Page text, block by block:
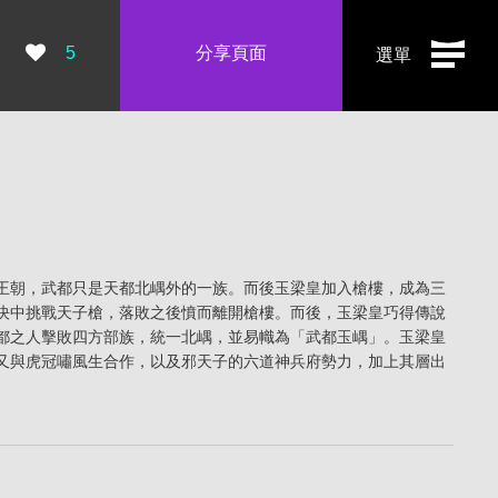
選單
瀏覽數：
5 分享頁面
，武都只是天都北嵎外的一族。而後玉梁皇加入槍樓，成為三
挑戰天子槍，落敗之後憤而離開槍樓。而後，玉梁皇巧得傳說
人擊敗四方部族，統一北嵎，並易幟為「武都玉嵎」。玉梁皇
虎冠嘯風生合作，以及邪天子的六道神兵府勢力，加上其層出